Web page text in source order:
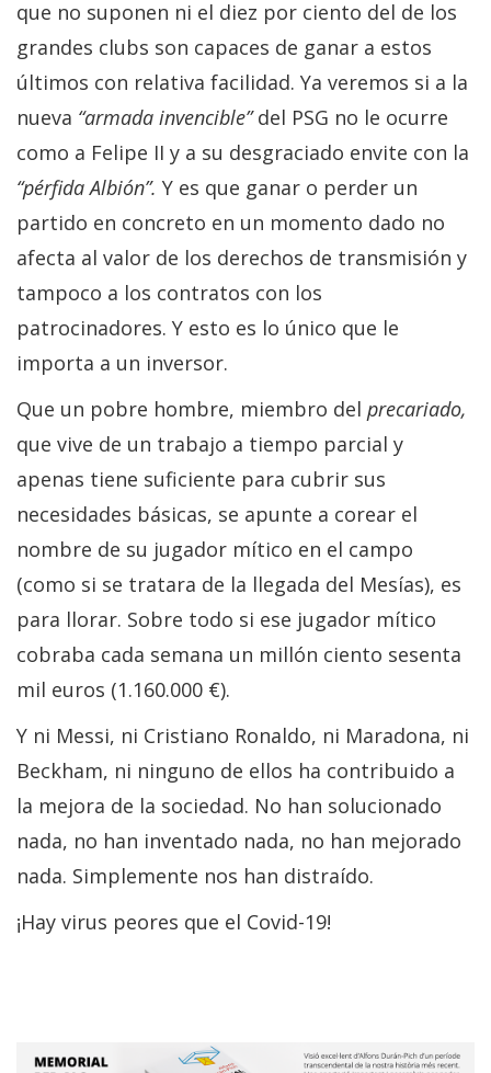
que no suponen ni el diez por ciento del de los
grandes clubs son capaces de ganar a estos
últimos con relativa facilidad. Ya veremos si a la
nueva “armada invencible”del PSG no le ocurre
como a Felipe II y a su desgraciado envite con la
“pérfida Albión”. Y es que ganar o perder un
partido en concreto en un momento dado no
afecta al valor de los derechos de transmisión y
tampoco a los contratos con los
patrocinadores. Y esto es lo único que le
importa a un inversor.
Que un pobre hombre, miembro del precariado,
que vive de un trabajo a tiempo parcial y
apenas tiene suficiente para cubrir sus
necesidades básicas, se apunte a corear el
nombre de su jugador mítico en el campo
(como si se tratara de la llegada del Mesías), es
para llorar. Sobre todo si ese jugador mítico
cobraba cada semana un millón ciento sesenta
mil euros (1.160.000 €).
Y ni Messi, ni Cristiano Ronaldo, ni Maradona, ni
Beckham, ni ninguno de ellos ha contribuido a
la mejora de la sociedad. No han solucionado
nada, no han inventado nada, no han mejorado
nada. Simplemente nos han distraído.
¡Hay virus peores que el Covid-19!